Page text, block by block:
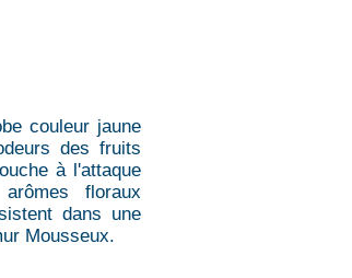
couleur jaune
des fruits
à l'attaque
floraux
dans une
Mousseux.